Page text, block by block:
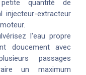
quantité de
injecteur-extracteur
l'eau propre
doucement avec
passages
un maximum